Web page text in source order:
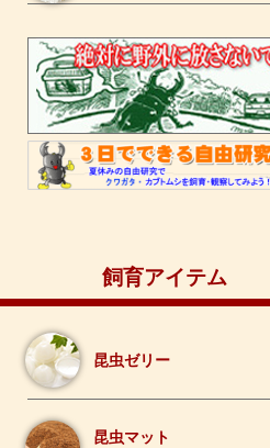
飼育アイテム
昆虫ゼリー
昆虫マット